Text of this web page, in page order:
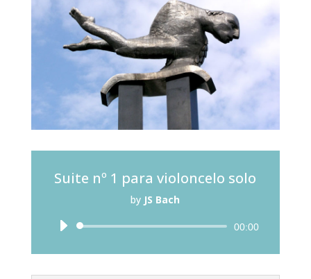
Suite nº 1 para violoncelo solo
by JS Bach
Reprodutor
áudio
00:00